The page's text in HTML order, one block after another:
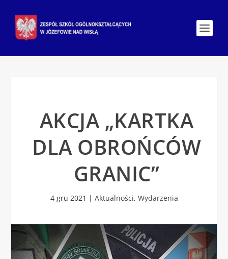
AKCJA „KARTKA
DLA OBROŃCÓW
GRANIC”
4 gru 2021 | Aktualności, Wydarzenia